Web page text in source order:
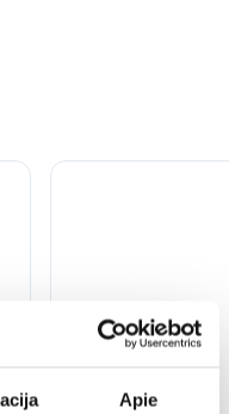
Apie